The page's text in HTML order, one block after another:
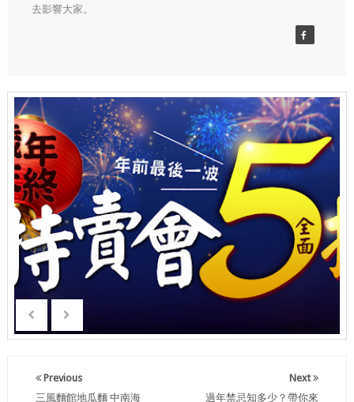
去影響大家。
Next
過年禁忌知多少？帶你來
Previous
三風麵館地瓜麵 中南海